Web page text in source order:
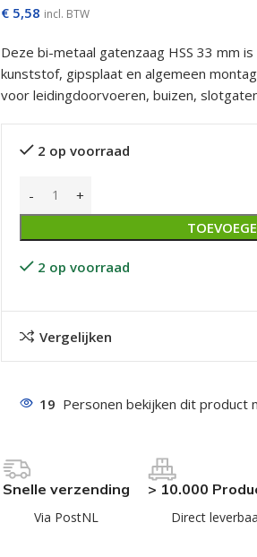
€ 5,58 incl. BTW
Deze bi-metaal gatenzaag HSS 33 mm
kunststof, gipsplaat en algemeen
voor leidingdoorvoeren, buizen,
2 op voorraad
2 op voorraad
Vergelijken
19 Personen bekijken dit product
Snelle verzending
Via PostNL
> 10.000
Direct